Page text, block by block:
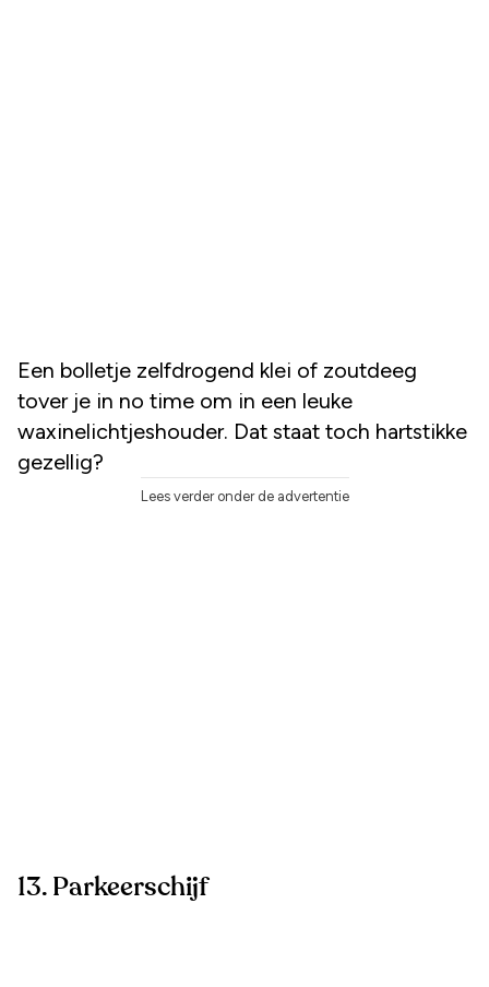
Een bolletje zelfdrogend klei of zoutdeeg
tover je in no time om in een leuke
waxinelichtjeshouder. Dat staat toch hartstikke
gezellig?
Lees verder onder de advertentie
13. Parkeerschijf